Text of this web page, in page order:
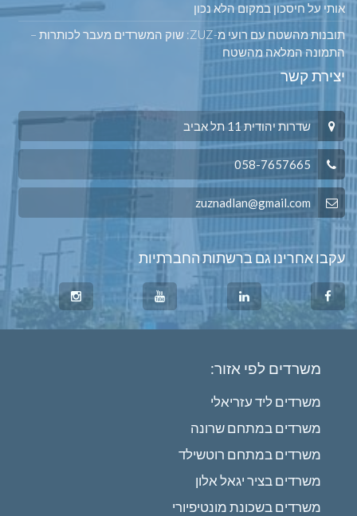
אותי על חיסכון במקום הלא נכון
תובנות מהשטח עם רועי מ-ZUZ: שוק המשרדים מעבר לכותרות –
התמונה המלאה מהשטח
יצירת קשר
שדרות יהודית 11 תל אביב
עקבו אחרינו גם ברשתות החברתיות
משרדים לפי אזור:
משרדים ליד עזריאלי
משרדים במתחם שרונה
משרדים במתחם רוטשילד
משרדים בציר יגאל אלון
משרדים בשכונת מונטיפיורי